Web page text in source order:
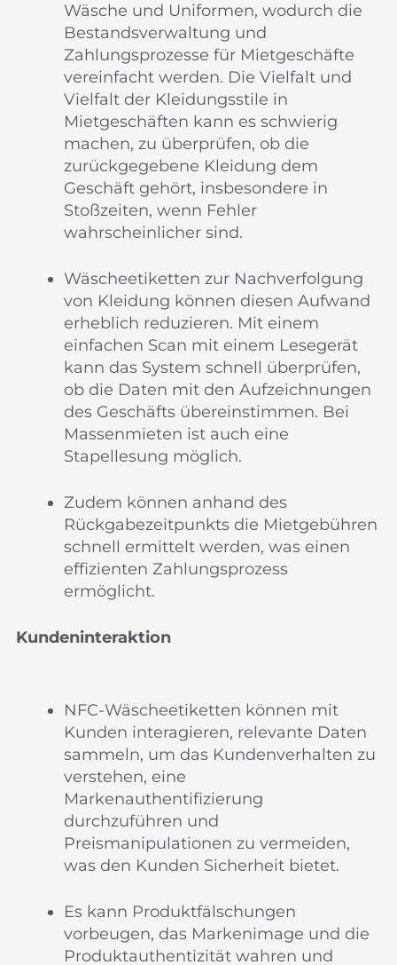
Wäsche und Uniformen, wodurch die
Bestandsverwaltung und
Zahlungsprozesse für Mietgeschäfte
vereinfacht werden. Die Vielfalt und
Vielfalt der Kleidungsstile in
Mietgeschäften kann es schwierig
machen, zu überprüfen, ob die
zurückgegebene Kleidung dem
Geschäft gehört, insbesondere in
Stoßzeiten, wenn Fehler
wahrscheinlicher sind.
Wäscheetiketten zur Nachverfolgung
von Kleidung können diesen Aufwand
erheblich reduzieren. Mit einem
einfachen Scan mit einem Lesegerät
kann das System schnell überprüfen,
ob die Daten mit den Aufzeichnungen
des Geschäfts übereinstimmen. Bei
Massenmieten ist auch eine
Stapellesung möglich.
Zudem können anhand des
Rückgabezeitpunkts die Mietgebühren
schnell ermittelt werden, was einen
effizienten Zahlungsprozess
ermöglicht.
Kundeninteraktion
NFC-Wäscheetiketten können mit
Kunden interagieren, relevante Daten
sammeln, um das Kundenverhalten zu
verstehen, eine
Markenauthentifizierung
durchzuführen und
Preismanipulationen zu vermeiden,
was den Kunden Sicherheit bietet.
Es kann Produktfälschungen
vorbeugen, das Markenimage und die
Produktauthentizität wahren und